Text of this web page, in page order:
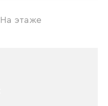
На этаже